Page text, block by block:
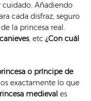
cuidado. Añadiendo
cada disfraz, seguro
la princesa real.
, etc ¿Con cuál
o príncipe de
exactamente lo que
medieval es